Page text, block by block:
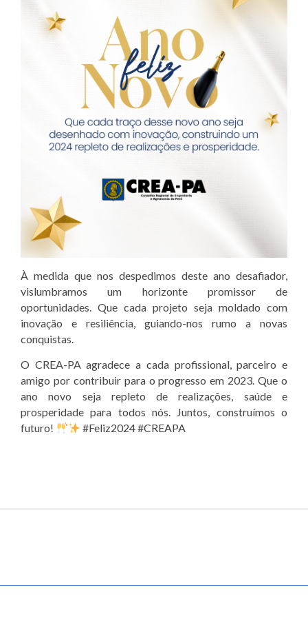
À medida que nos despedimos deste ano desafiador,
vislumbramos um horizonte promissor de
oportunidades. Que cada projeto seja moldado com
inovação e resiliência, guiando-nos rumo a novas
conquistas.
O CREA-PA agradece a cada profissional, parceiro e
amigo por contribuir para o progresso em 2023. Que o
ano novo seja repleto de realizações, saúde e
prosperidade para todos nós. Juntos, construímos o
futuro!
#Feliz2024 #CREAPA